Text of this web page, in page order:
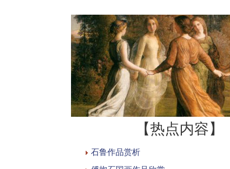
【热点内容】
石鲁作品赏析